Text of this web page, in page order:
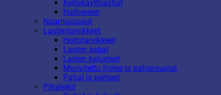
Kertakäyttöastiat
Halloween
Naamiaisasut
Lastentarvikkeet
Hoitotarvikkeet
Lasten astiat
Lasten kalusteet
Muovitettu frotee ja patjansuojat
Patjat ja peitteet
Pihaleikit